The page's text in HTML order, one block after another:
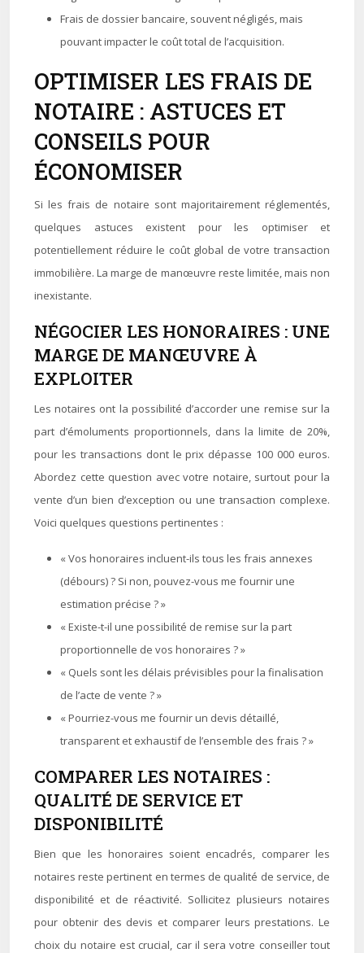
Frais de dossier bancaire, souvent négligés, mais
pouvant impacter le coût total de l’acquisition.
OPTIMISER LES FRAIS DE
NOTAIRE : ASTUCES ET
CONSEILS POUR
ÉCONOMISER
Si les frais de notaire sont majoritairement réglementés,
quelques astuces existent pour les optimiser et
potentiellement réduire le coût global de votre transaction
immobilière. La marge de manœuvre reste limitée, mais non
inexistante.
NÉGOCIER LES HONORAIRES : UNE
MARGE DE MANŒUVRE À
EXPLOITER
Les notaires ont la possibilité d’accorder une remise sur la
part d’émoluments proportionnels, dans la limite de 20%,
pour les transactions dont le prix dépasse 100 000 euros.
Abordez cette question avec votre notaire, surtout pour la
vente d’un bien d’exception ou une transaction complexe.
Voici quelques questions pertinentes :
« Vos honoraires incluent-ils tous les frais annexes
(débours) ? Si non, pouvez-vous me fournir une
estimation précise ? »
« Existe-t-il une possibilité de remise sur la part
proportionnelle de vos honoraires ? »
« Quels sont les délais prévisibles pour la finalisation
de l’acte de vente ? »
« Pourriez-vous me fournir un devis détaillé,
transparent et exhaustif de l’ensemble des frais ? »
COMPARER LES NOTAIRES :
QUALITÉ DE SERVICE ET
DISPONIBILITÉ
Bien que les honoraires soient encadrés, comparer les
notaires reste pertinent en termes de qualité de service, de
disponibilité et de réactivité. Sollicitez plusieurs notaires
pour obtenir des devis et comparer leurs prestations. Le
choix du notaire est crucial, car il sera votre conseiller tout